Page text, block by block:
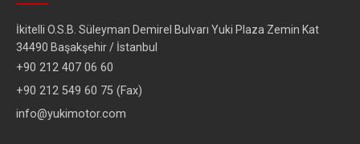
İkitelli O.S.B. Süleyman Demirel Bulvarı Yuki Plaza Zemin Kat
34490 Başakşehir / İstanbul
+90 212 407 06 60
+90 212 549 60 75 (Fax)
info@yukimotor.com